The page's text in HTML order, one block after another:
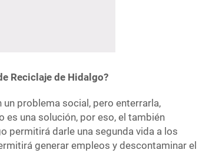
Reciclaje de Hidalgo?
problema social, pero enterrarla,
es una solución, por eso, el también
permitirá darle una segunda vida a los
generar empleos y descontaminar el